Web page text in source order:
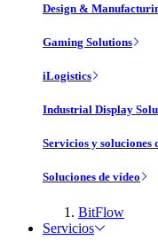
Design &
Gaming Solutions
iLogistics
Industrial Display
Servicios y soluciones
Soluciones de vídeo
BitFlow
Servicios